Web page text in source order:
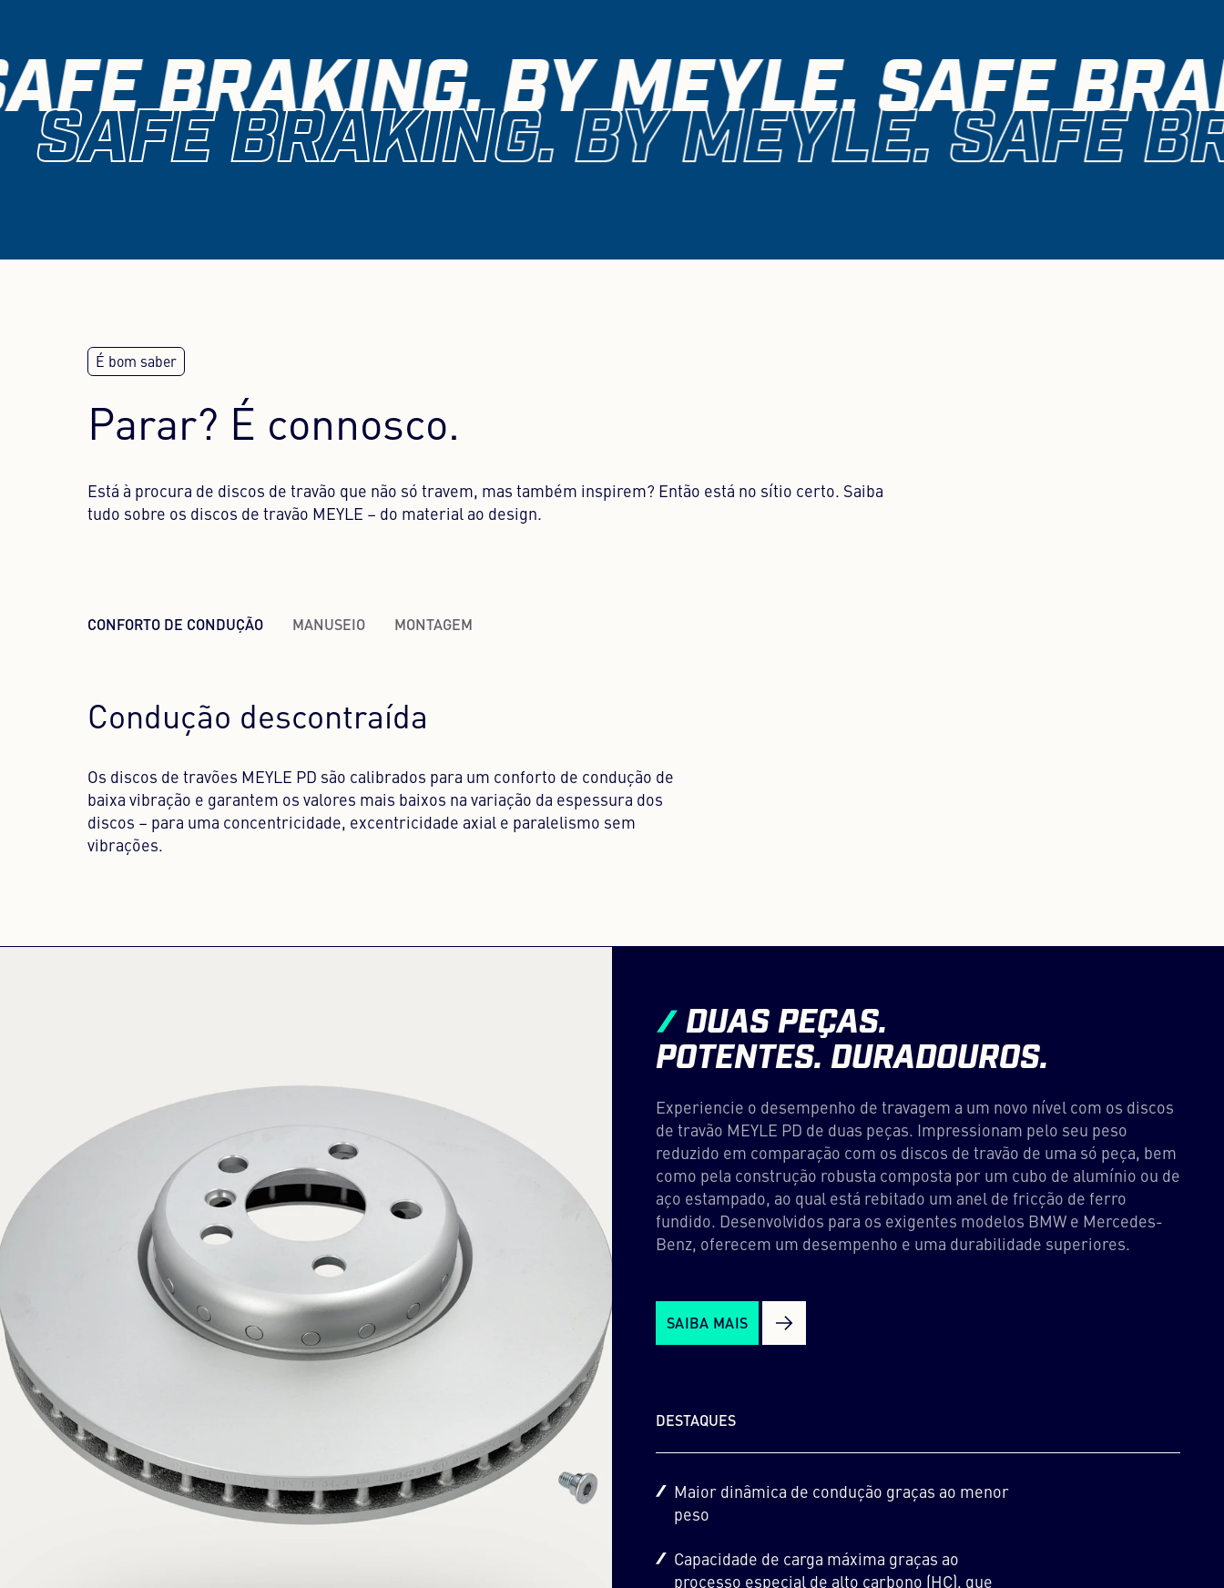
BRAKING. BY MEYLE. SAFE
SAFE BRAKING. BY MEYLE. SAFE
Parar? É connosco.
Está à procura de discos de travão que não só travem, mas também inspirem? Então está no sítio certo. Saiba
tudo sobre os discos de travão MEYLE – do material ao design.
CONFORTO DE CONDUÇÃO
Condução descontraída
Os discos de travões MEYLE PD são calibrados para um conforto de condução de
baixa vibração e garantem os valores mais baixos na variação da espessura dos
discos – para uma concentricidade, excentricidade axial e paralelismo sem
vibrações.
MANUSEIO MONTAGEM
DUAS PEÇAS.
POTENTES. DURADOUROS.
Experiencie o desempenho de travagem a um novo nível com os discos
de travão MEYLE PD de duas peças. Impressionam pelo seu peso
reduzido em comparação com os discos de travão de uma só peça, bem
como pela construção robusta composta por um cubo de alumínio ou de
aço estampado, ao qual está rebitado um anel de fricção de ferro
fundido. Desenvolvidos para os exigentes modelos BMW e Mercedes-
Benz, oferecem um desempenho e uma durabilidade superiores.
SAIBA MAIS
DESTAQUES
Maior dinâmica de condução graças ao menor
peso
Capacidade de carga máxima graças ao
processo especial de alto carbono (HC), que